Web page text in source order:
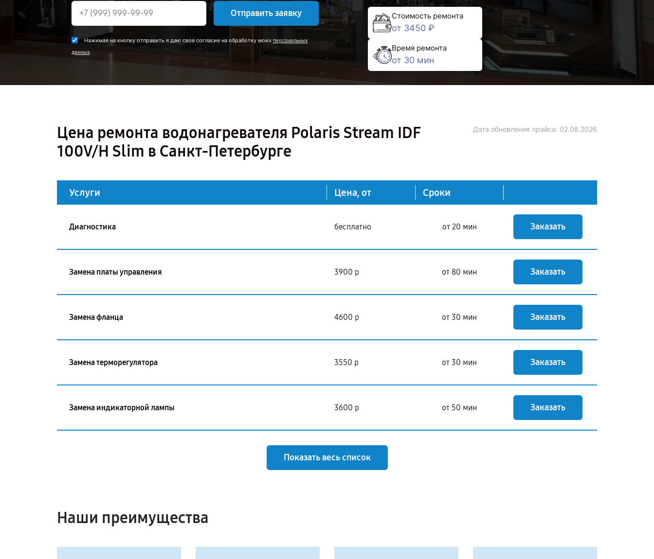
Отправить заявку
Нажимая на кнопку отправить я даю свое согласие на обработку моих персональных
данных.
Стоимость ремонта
от 3450 ₽
Время ремонта
от 30 мин
Цена ремонта водонагревателя Polaris Stream IDF
100V/H Slim в Санкт-Петербурге
Дата обновления прайса: 02.08.2026
Услуги Цена, от Сроки
Диагностика бесплатно от 20 мин Заказать
Замена платы управления 3900 р от 80 мин Заказать
Замена фланца 4600 р от 30 мин Заказать
Замена терморегулятора 3550 р от 30 мин Заказать
Замена индикаторной лампы 3600 р от 50 мин Заказать
Показать весь список
Наши преимущества